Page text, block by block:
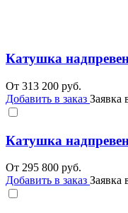
Катушка
От 313 200 руб.
Добавить в заказ Заявка
Катушка
От 295 800 руб.
Добавить в заказ Заявка